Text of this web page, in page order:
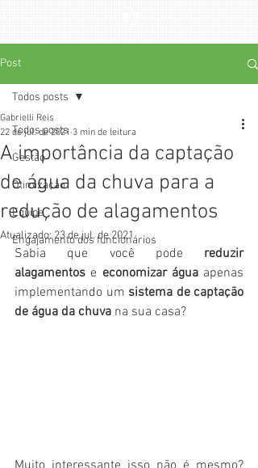
Post
Todos posts
Gestão
Otimização
Equipe
Engajamento dos funcionários
Todos posts
A importância da captação
de água da chuva para a
redução de alagamentos
Gabrielli Reis
22 de jul. de 2021 3 min de leitura
Atualizado:23 de jul. de 2021
Sabia que você pode reduzir
alagamentos e economizar água apenas
implementando um sistema de captação
de água da chuva na sua casa?